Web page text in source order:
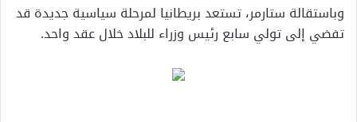
وباستقالة ستارمر، تستعد بريطانيا لمرحلة سياسية جديدة قد
تفضي إلى تولي سابع رئيس وزراء للبلاد خلال عقد واحد.